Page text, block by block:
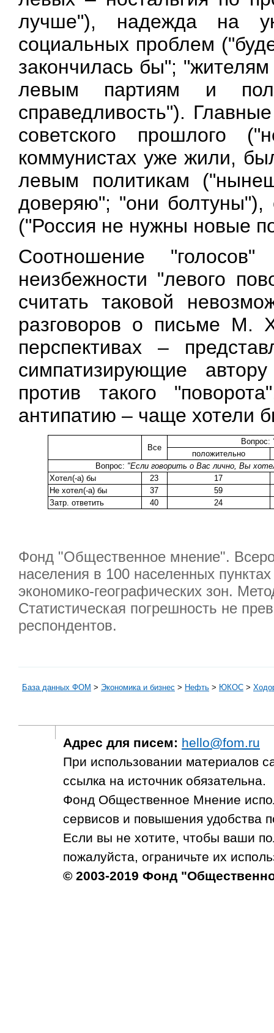
лучше"), надежда на
социальных проблем
закончилась бы";
левым партиям и
справедливость").
советского прошлого
коммунистах уже жили,
левым политикам
доверяю"; "они болтуны"),
("Россия не нужны новые
Соотношение
неизбежности "левого
считать таковой
разговоров о письме М.
перспективах –
симпатизирующие
против такого
антипатию – чаще хотели
Все
Вопрос:
положительно
Вопрос: "Если говорить о Вас лично, Вы
Хотел(-а) бы
23
17
Не хотел(-а) бы
37
59
Затр. ответить
40 24
Фонд "Общественное мнение".
населения в 100 населенных
экономико-географических зон.
Статистическая погрешность не
респондентов.
База данных ФОМ > Экономика и бизнес > Нефть > ЮКОС >
Адрес для писем: hello@fom.ru
При использовании материалов
ссылка на источник обязательна.
Фонд Общественное Мнение
сервисов и повышения удобства
Если вы не хотите, чтобы ваши
пожалуйста, ограничьте их
© 2003-2019 Фонд